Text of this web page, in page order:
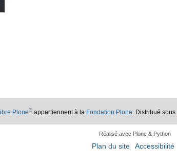
Plone®appartiennent à la Fondation Plone . Distribué sous
Réalisé avec Plone & Python
Plan du site Accessibilité